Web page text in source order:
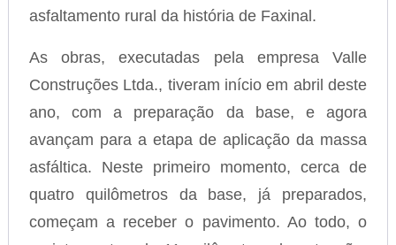
asfaltamento rural da história de Faxinal.
As obras, executadas pela empresa Valle
Construções Ltda., tiveram início em abril deste
ano, com a preparação da base, e agora
avançam para a etapa de aplicação da massa
asfáltica. Neste primeiro momento, cerca de
quatro quilômetros da base, já preparados,
começam a receber o pavimento. Ao todo, o